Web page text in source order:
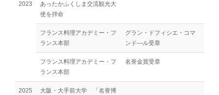
2023
あったかふくしま交流観光大
使を拝命
フランス料理アカデミー・フ
ランス本部
グラン・ドフィシエ・コマ
ンド―ル受章
フランス料理アカデミー・フ
ランス本部
名誉金賞受章
2025
大阪・大手前大学 「名誉博